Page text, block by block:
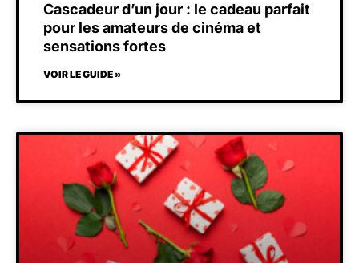
Cascadeur d’un jour : le cadeau parfait
pour les amateurs de cinéma et
sensations fortes
VOIR LE GUIDE »